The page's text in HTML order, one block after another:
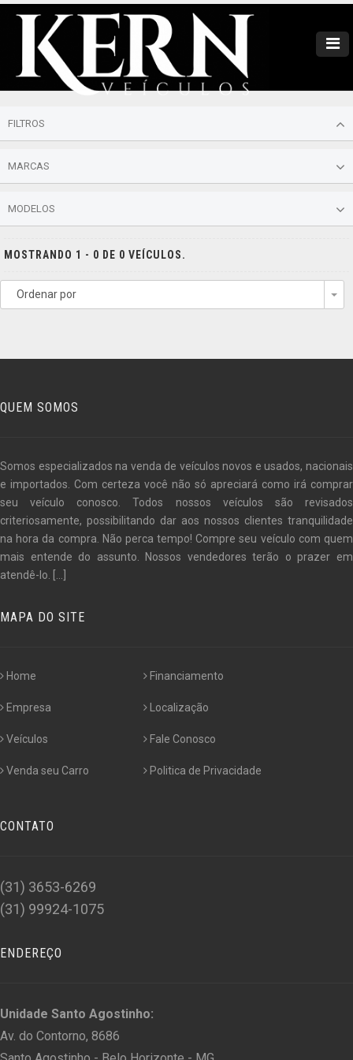
FILTROS
MARCAS
MODELOS
MOSTRANDO 1 - 0 DE 0 VEÍCULOS.
Ordenar por
QUEM SOMOS
Somos especializados na venda de veículos novos e usados, nacionais
e importados. Com certeza você não só apreciará como irá comprar
seu veículo conosco. Todos nossos veículos são revisados
criteriosamente, possibilitando dar aos nossos clientes tranquilidade
na hora da compra. Não perca tempo! Compre seu veículo com quem
mais entende do assunto. Nossos vendedores terão o prazer em
atendê-lo.
MAPA DO SITE
Home
Empresa
Veículos
Venda seu Carro
Financiamento
Localização
Fale Conosco
Politica de Privacidade
CONTATO
(31) 3653-6269
(31) 99924-1075
ENDEREÇO
Unidade Santo Agostinho:
Av. do Contorno, 8686